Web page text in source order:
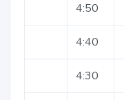
4:50
4:40
4:30